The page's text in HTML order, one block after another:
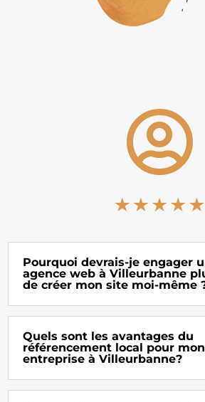

Pourquoi devrais-je engager
agence web à Villeurbanne
de créer mon site moi-même
Quels sont les avantages du
référencement local pour mon
entreprise à Villeurbanne?